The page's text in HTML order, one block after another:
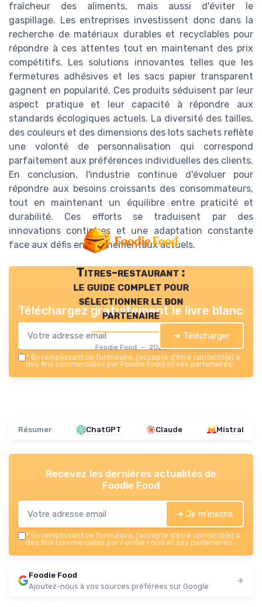
fraîcheur des aliments, mais aussi d'éviter le
gaspillage. Les entreprises investissent donc dans la
recherche de matériaux durables et recyclables pour
répondre à ces attentes tout en maintenant des prix
compétitifs. Les solutions innovantes telles que les
fermetures adhésives et les sacs papier transparent
gagnent en popularité. Ces produits séduisent par leur
aspect pratique et leur capacité à répondre aux
standards écologiques actuels. La diversité des tailles,
des couleurs et des dimensions des lots sachets reflète
une volonté de personnalisation qui correspond
parfaitement aux préférences individuelles des clients.
En conclusion, l'industrie continue d'évoluer pour
répondre aux besoins croissants des consommateurs,
tout en maintenant un équilibre entre praticité et
durabilité. Ces efforts se traduisent par des
innovations continues et une adaptation constante
face aux défis environnementaux actuels.
Titres-restaurant :
le guide complet pour
sélectionner le bon
partenaire
Foodie Food — 2026
Téléchargez gratuitement le livre blanc
➔ Télécharger
* En remplissant ce formulaire, j’accepte d’être contacté(e) à
des fins commerciales par Foodie Food et ses partenaires.
Résumer ChatGPT Claude Mistral
Recevez les dernières actualités de
Foodie Food
➔ Je m'inscris
* En remplissant ce formulaire, j’accepte d’être contacté(e) à
des fins commerciales par Foodie Food et ses partenaires.
Foodie Food
Ajoutez-nous à vos sources préférées sur Google